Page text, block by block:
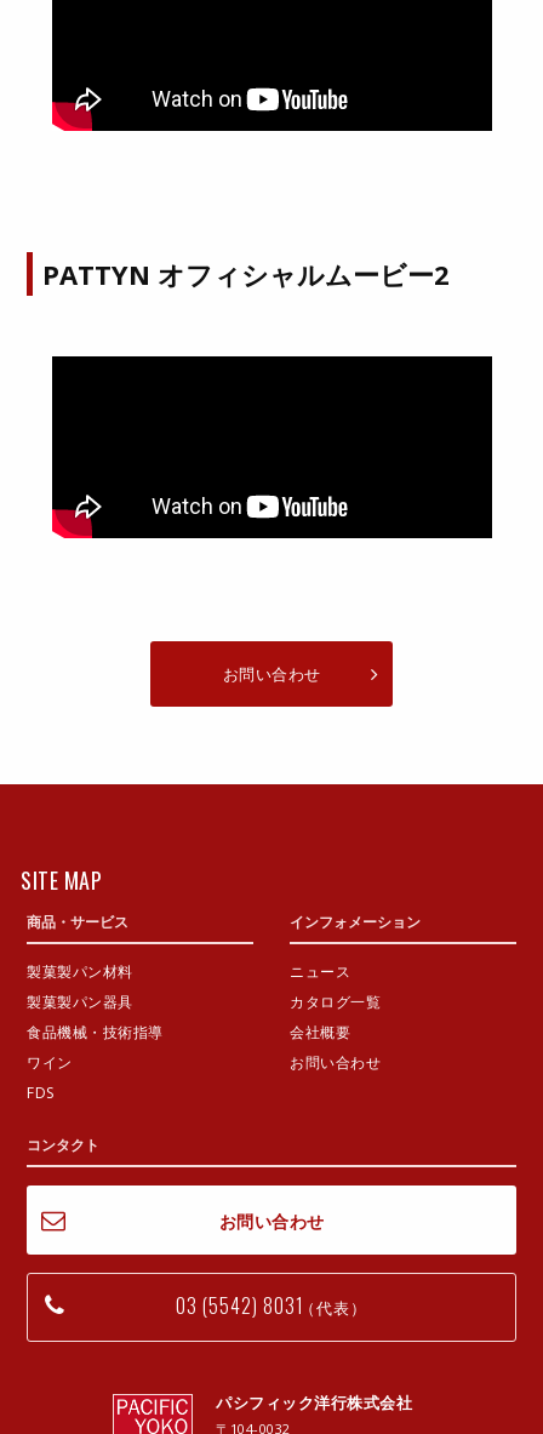
PATTYN オフィシャルムービー2
お問い合わせ
SITE MAP
商品・サービス
製菓製パン材料
製菓製パン器具
食品機械・技術指導
ワイン
FDS
インフォメーション
ニュース
カタログ一覧
会社概要
お問い合わせ
コンタクト
お問い合わせ
03 (5542) 8031 （代表）
パシフィック洋行株式会社
〒104-0032